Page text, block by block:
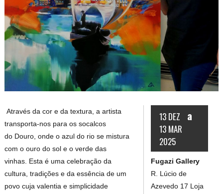
13 DEZ a
13 MAR
2025
Fugazi Gallery
R. Lúcio de
Azevedo 17 Loja
Através da cor e da textura, a artista
transporta-nos para os socalcos
do Douro, onde o azul do rio se mistura
com o ouro do sol e o verde das
vinhas. Esta é uma celebração da
cultura, tradições e da essência de um
povo cuja valentia e simplicidade